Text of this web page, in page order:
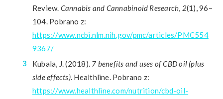
Review. Cannabis and Cannabinoid Research, 2(1), 96–
104. Pobrano z:
https://www.ncbi.nlm.nih.gov/pmc/articles/PMC554
9367/
Kubala, J. (2018). 7 benefits and uses of CBD oil (plus
side effects). Healthline. Pobrano z:
https://www.healthline.com/nutrition/cbd-oil-